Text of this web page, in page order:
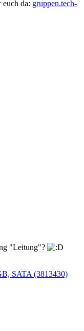
da: gruppen.tech-
"Leitung"?
SATA (3813430)